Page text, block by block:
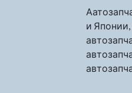
и Японии,